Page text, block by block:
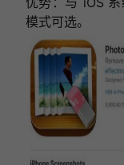
模式可选。